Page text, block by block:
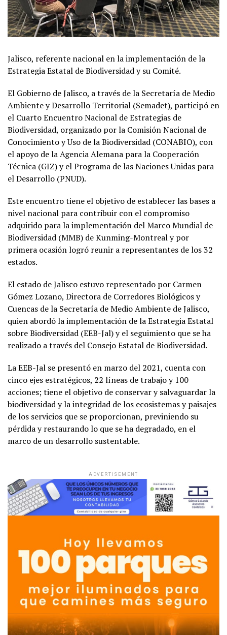
Jalisco, referente nacional en la implementación de la
Estrategia Estatal de Biodiversidad y su Comité.
El Gobierno de Jalisco, a través de la Secretaría de Medio
Ambiente y Desarrollo Territorial (Semadet), participó en
el Cuarto Encuentro Nacional de Estrategias de
Biodiversidad, organizado por la Comisión Nacional de
Conocimiento y Uso de la Biodiversidad (CONABIO), con
el apoyo de la Agencia Alemana para la Cooperación
Técnica (GIZ) y el Programa de las Naciones Unidas para
el Desarrollo (PNUD).
Este encuentro tiene el objetivo de establecer las bases a
nivel nacional para contribuir con el compromiso
adquirido para la implementación del Marco Mundial de
Biodiversidad (MMB) de Kunming-Montreal y por
primera ocasión logró reunir a representantes de los 32
estados.
El estado de Jalisco estuvo representado por Carmen
Gómez Lozano, Directora de Corredores Biológicos y
Cuencas de la Secretaría de Medio Ambiente de Jalisco,
quien abordó la implementación de la Estrategia Estatal
sobre Biodiversidad (EEB-Jal) y el seguimiento que se ha
realizado a través del Consejo Estatal de Biodiversidad.
La EEB-Jal se presentó en marzo del 2021, cuenta con
cinco ejes estratégicos, 22 líneas de trabajo y 100
acciones; tiene el objetivo de conservar y salvaguardar la
biodiversidad y la integridad de los ecosistemas y paisajes
de los servicios que se proporcionan, previniendo su
pérdida y restaurando lo que se ha degradado, en el
marco de un desarrollo sustentable.
ADVERTISEMENT